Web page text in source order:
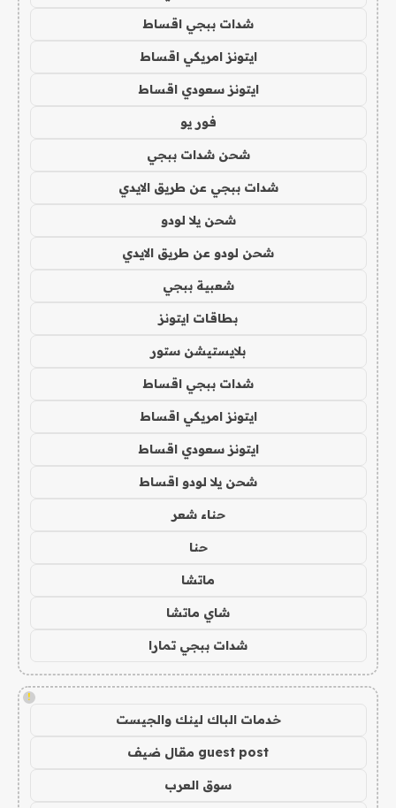
شدات ببجي اقساط
ايتونز امريكي اقساط
ايتونز سعودي اقساط
فور يو
شحن شدات ببجي
شدات ببجي عن طريق الايدي
شحن يلا لودو
شحن لودو عن طريق الايدي
شعبية ببجي
بطاقات ايتونز
بلايستيشن ستور
شدات ببجي اقساط
ايتونز امريكي اقساط
ايتونز سعودي اقساط
شحن يلا لودو اقساط
حناء شعر
حنا
ماتشا
شاي ماتشا
شدات ببجي تمارا
!
خدمات الباك لينك والجيست
guest post مقال ضيف
سوق العرب